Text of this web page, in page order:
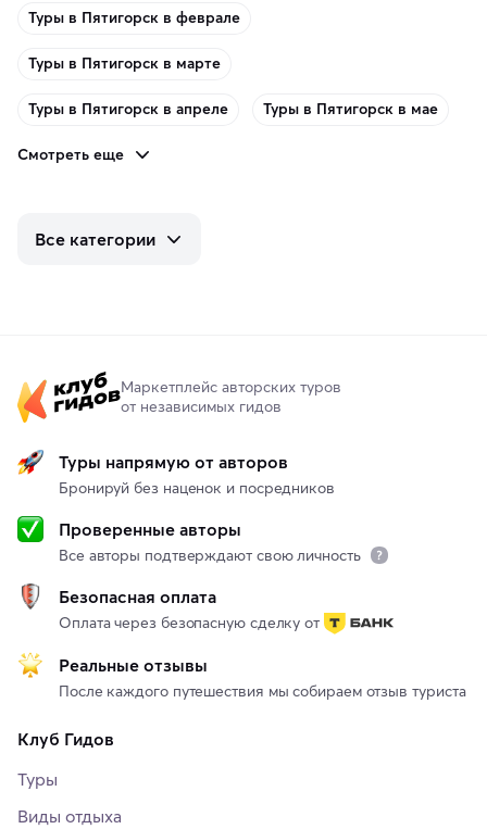
Туры в Пятигорск в феврале
Туры в Пятигорск в марте
Туры в Пятигорск в апреле Туры в Пятигорск в мае
Смотреть еще
Все категории
Маркетплейс авторских туров
от независимых гидов
Туры напрямую от авторов
Бронируй без наценок и посредников
Проверенные авторы
Все авторы подтверждают свою личность
Безопасная оплата
Оплата через безопасную сделку от
Реальные отзывы
После каждого путешествия мы собираем отзыв туриста
Клуб Гидов
Туры
Виды отдыха